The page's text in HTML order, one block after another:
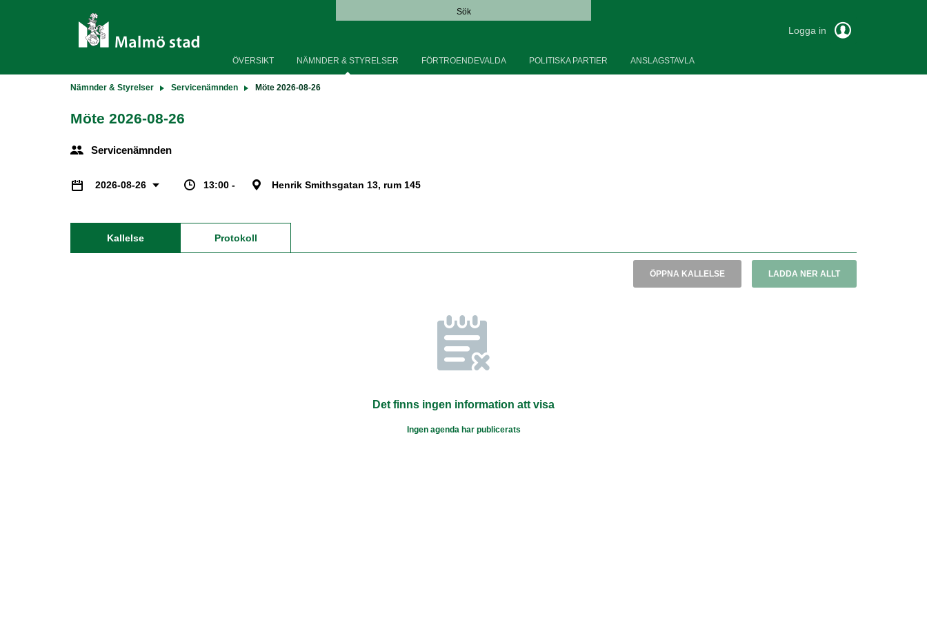
Sök
Logga in
ÖVERSIKT NÄMNDER & STYRELSER FÖRTROENDEVALDA POLITISKA PARTIER ANSLAGSTAVLA
Nämnder & Styrelser Servicenämnden Möte 2026-08-26
Möte 2026-08-26
Servicenämnden
2026-08-26 13:00 - Henrik Smithsgatan 13, rum 145
Kallelse Protokoll
ÖPPNA KALLELSE LADDA NER ALLT
Det finns ingen information att visa
Ingen agenda har publicerats